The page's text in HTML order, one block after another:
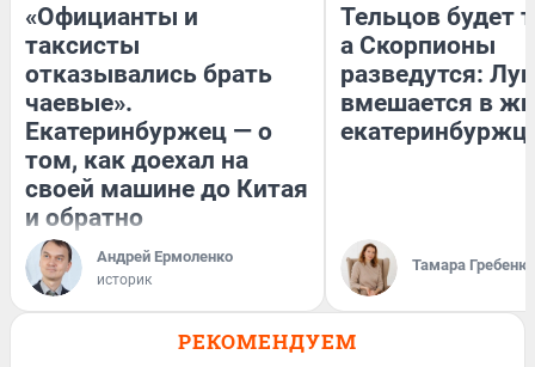
«Официанты и
таксисты
отказывались брать
чаевые».
Екатеринбуржец — о
том, как доехал на
своей машине до Китая
и обратно
Андрей Ермоленко
историк
Тельцов будет
а Скорпионы
разведутся:
вмешается в
Тамара
РЕКОМЕНДУЕМ